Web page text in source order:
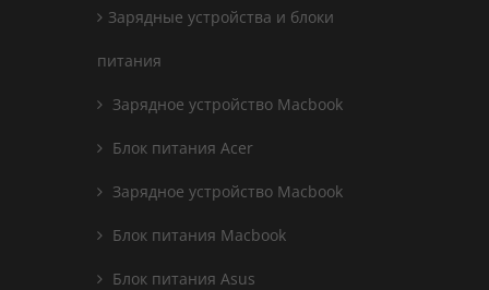
Зарядные устройства и блоки
питания
Зарядное устройство Macbook
Блок питания Acer
Зарядное устройство Macbook
Блок питания Macbook
Блок питания Asus